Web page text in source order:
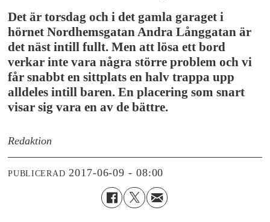
Det är torsdag och i det gamla garaget i
hörnet Nordhemsgatan Andra Långgatan är
det näst intill fullt. Men att lösa ett bord
verkar inte vara några större problem och vi
får snabbt en sittplats en halv trappa upp
alldeles intill baren. En placering som snart
visar sig vara en av de bättre.
Redaktion
PUBLICERAD 2017-06-09 - 08:00